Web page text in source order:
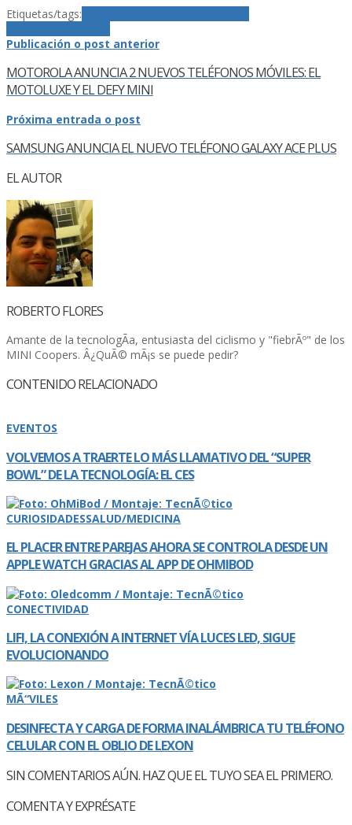
Etiquetas/tags:
Publicación o post anterior
MOTOROLA ANUNCIA 2 NUEVOS TELÉFONOS MÓVILES: EL
MOTOLUXE Y EL DEFY MINI
Próxima entrada o post
SAMSUNG ANUNCIA EL NUEVO TELÉFONO GALAXY ACE PLUS
EL AUTOR
ROBERTO FLORES
Amante de la tecnologÃ­a, entusiasta del ciclismo y "fiebrÃº" de los
MINI Coopers. Â¿QuÃ© mÃ¡s se puede pedir?
CONTENIDO RELACIONADO
EVENTOS
VOLVEMOS A TRAERTE LO MÁS LLAMATIVO DEL “SUPER
BOWL” DE LA TECNOLOGÍ­A: EL CES
CURIOSIDADESSALUD/MEDICINA
EL PLACER ENTRE PAREJAS AHORA SE CONTROLA DESDE UN
APPLE WATCH GRACIAS AL APP DE OHMIBOD
CONECTIVIDAD
LIFI, LA CONEXIÓN A INTERNET VÍ­A LUCES LED, SIGUE
EVOLUCIONANDO
MÃ“VILES
DESINFECTA Y CARGA DE FORMA INALÁMBRICA TU TELÉFONO
CELULAR CON EL OBLIO DE LEXON
SIN COMENTARIOS AÚN. HAZ QUE EL TUYO SEA EL PRIMERO.
COMENTA Y EXPRÉSATE